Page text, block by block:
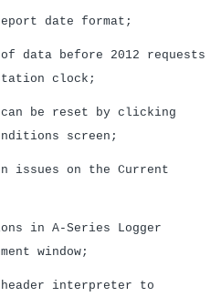
report date format;
data before 2012 requests
clock ;
be reset by clicking
screen ;
issues on the Current
in A-Series Logger
window;
header interpreter to